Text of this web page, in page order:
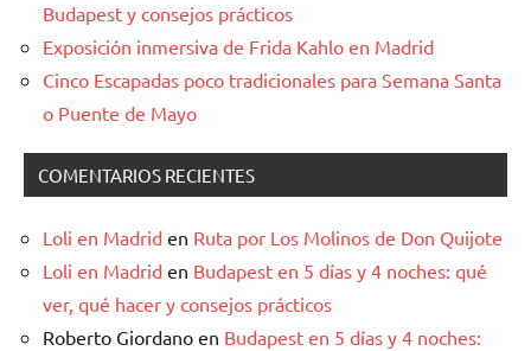
Budapest y consejos prácticos
Exposición inmersiva de Frida Kahlo en Madrid
Cinco Escapadas poco tradicionales para Semana Santa
o Puente de Mayo
COMENTARIOS RECIENTES
Loli en Madrid en Ruta por Los Molinos de Don Quijote
Loli en Madrid en Budapest en 5 días y 4 noches: qué
ver, qué hacer y consejos prácticos
Roberto Giordano en Budapest en 5 días y 4 noches: